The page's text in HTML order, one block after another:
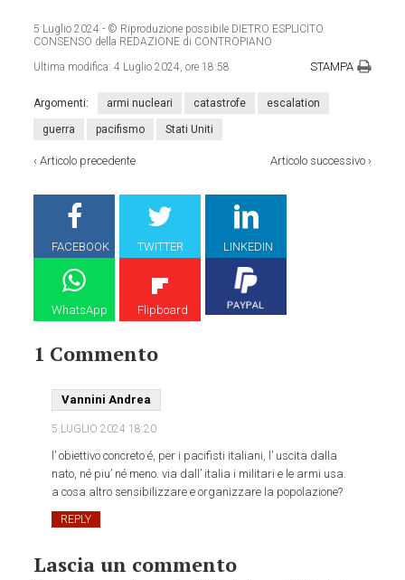
5 Luglio 2024 - © Riproduzione possibile DIETRO ESPLICITO
CONSENSO della REDAZIONE di CONTROPIANO
Ultima modifica:4 Luglio 2024, ore 18:58 STAMPA
Argomenti: armi nucleari catastrofe escalation
guerra pacifismo Stati Uniti
‹Articolo precedente Articolo successivo›
FACEBOOK TWITTER LINKEDIN
WhatsApp Flipboard
1 Commento
Vannini Andrea
5 LUGLIO 2024 18:20
l’ obiettivo concreto é, per i pacifisti italiani, l’ uscita dalla
nato, né piu’ né meno. via dall’ italia i militari e le armi usa.
a cosa altro sensibilizzare e organizzare la popolazione?
REPLY
Lascia un commento